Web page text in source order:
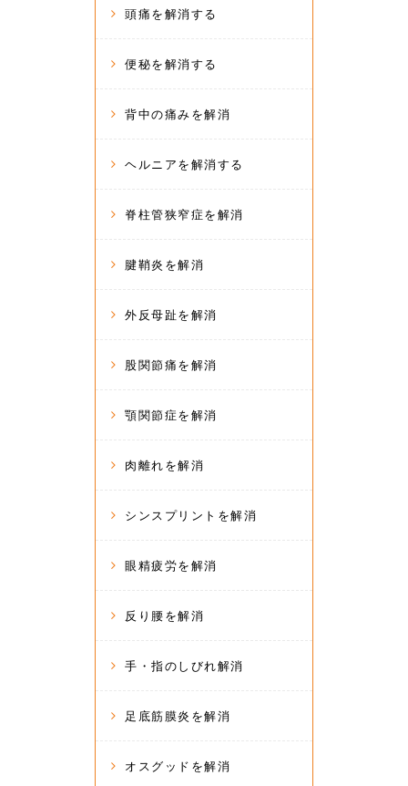
頭痛を解消する
便秘を解消する
背中の痛みを解消
ヘルニアを解消する
脊柱管狭窄症を解消
腱鞘炎を解消
外反母趾を解消
股関節痛を解消
顎関節症を解消
肉離れを解消
シンスプリントを解消
眼精疲労を解消
反り腰を解消
手・指のしびれ解消
足底筋膜炎を解消
オスグッドを解消